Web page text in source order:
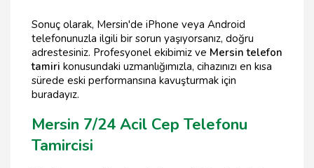
Sonuç olarak, Mersin'de iPhone veya Android
telefonunuzla ilgili bir sorun yaşıyorsanız, doğru
adrestesiniz. Profesyonel ekibimiz ve Mersin telefon
tamiri konusundaki uzmanlığımızla, cihazınızı en kısa
sürede eski performansına kavuşturmak için
buradayız.
Mersin 7/24 Acil Cep Telefonu
Tamircisi